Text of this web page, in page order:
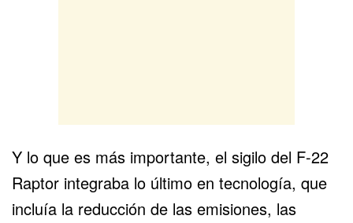
Y lo que es más importante, el sigilo del F-22
Raptor integraba lo último en tecnología, que
incluía la reducción de las emisiones, las